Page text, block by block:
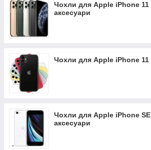
Чохли для Apple iPhone 11
аксесуари
Чохли для Apple iPhone 11
Чохли для Apple iPhone SE
аксесуари